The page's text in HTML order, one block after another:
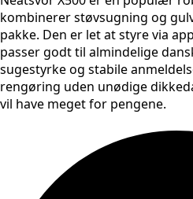
kombinerer støvsugning og
pakke. Den er let at styre via
passer godt til almindelige
sugestyrke og stabile
rengøring uden unødige
vil have meget for pengene.